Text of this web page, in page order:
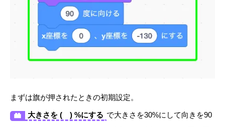
まずは旗が押されたときの初期設定。
大きさを ( ) %にする で大きさを30%にして向きを90